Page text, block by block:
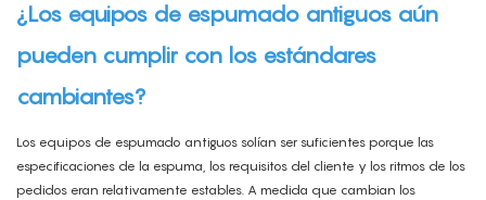
¿Los equipos de espumado antiguos aún
pueden cumplir con los estándares
cambiantes?
Los equipos de espumado antiguos solían ser suficientes porque las
especificaciones de la espuma, los requisitos del cliente y los ritmos de los
pedidos eran relativamente estables. A medida que cambian los